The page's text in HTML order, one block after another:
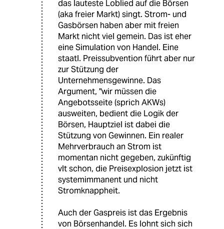
das lauteste Loblied auf die Börsen
(aka freier Markt) singt. Strom- und
Gasbörsen haben aber mit freien
Markt nicht viel gemein. Das ist eher
eine Simulation von Handel. Eine
staatl. Preissubvention führt aber nur
zur Stützung der
Unternehmensgewinne. Das
Argument, "wir müssen die
Angebotsseite (sprich AKWs)
ausweiten, bedient die Logik der
Börsen, Hauptziel ist dabei die
Stützung von Gewinnen. Ein realer
Mehrverbrauch an Strom ist
momentan nicht gegeben, zukünftig
vlt schon, die Preisexplosion jetzt ist
systemimmanent und nicht
Stromknappheit.
Auch der Gaspreis ist das Ergebnis
von Börsenhandel. Es lohnt sich sich